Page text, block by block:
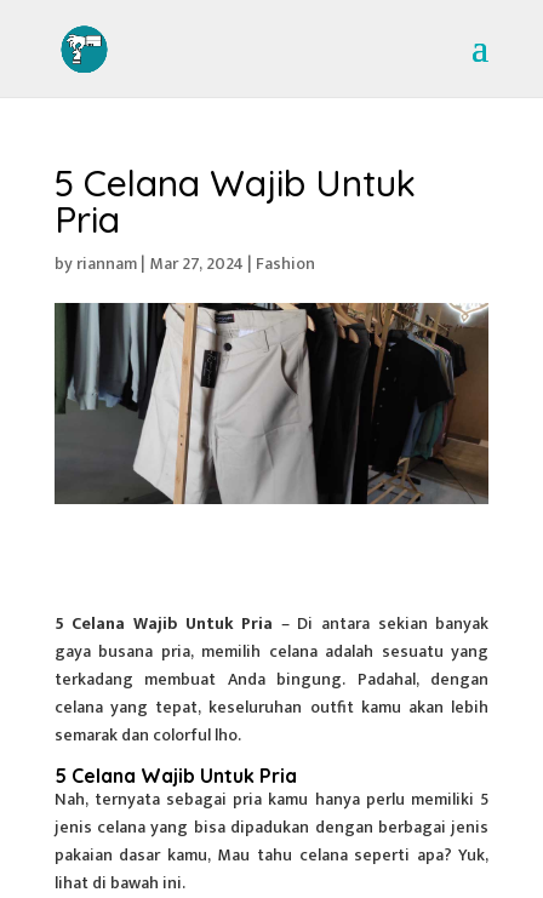
5 Celana Wajib Untuk
Pria
byriannam| Mar 27, 2024 | Fashion
5 Celana Wajib Untuk Pria – Di antara sekian banyak
gaya busana pria, memilih celana adalah sesuatu yang
terkadang membuat Anda bingung. Padahal, dengan
celana yang tepat, keseluruhan outfit kamu akan lebih
semarak dan colorful lho.
5 Celana Wajib Untuk Pria
Nah, ternyata sebagai pria kamu hanya perlu memiliki 5
jenis celanayang bisa dipadukan dengan berbagai jenis
pakaian dasar kamu, Mau tahu celana seperti apa? Yuk,
lihat di bawah ini.